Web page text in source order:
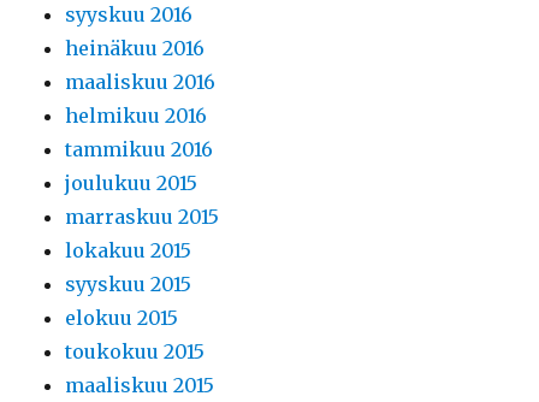
syyskuu 2016
heinäkuu 2016
maaliskuu 2016
helmikuu 2016
tammikuu 2016
joulukuu 2015
marraskuu 2015
lokakuu 2015
syyskuu 2015
elokuu 2015
toukokuu 2015
maaliskuu 2015